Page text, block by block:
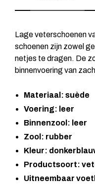
Lage veterschoenen
schoenen zijn zowel
netjes te dragen. De
binnenvoering van
Materiaal: suède
Voering: leer
Binnenzool: leer
Zool: rubber
Kleur:
Productsoort:
Uitneembaar